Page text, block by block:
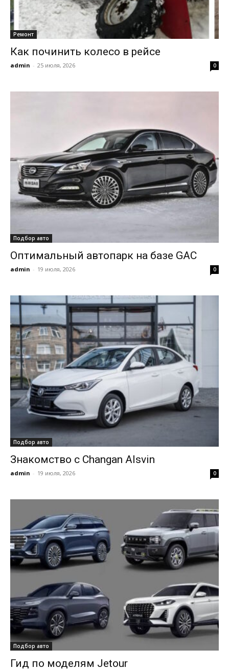
Ремонт
Как починить колесо в рейсе
admin - 25 июля, 2026 0
Подбор авто
Оптимальный автопарк на базе GAC
admin - 19 июля, 2026 0
Подбор авто
Знакомство с Changan Alsvin
admin - 19 июля, 2026 0
Подбор авто
Гид по моделям Jetour